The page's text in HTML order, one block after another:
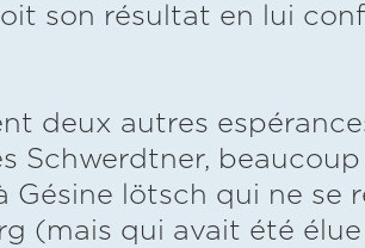
son résultat en lui
deux autres
Schwerdtner,
Gésine lötsch qui ne se
(mais qui avait été